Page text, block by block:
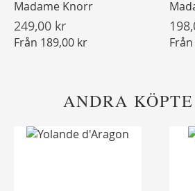
Madame Knorr
249,00 kr
Från 189,00 kr Från
ANDRA